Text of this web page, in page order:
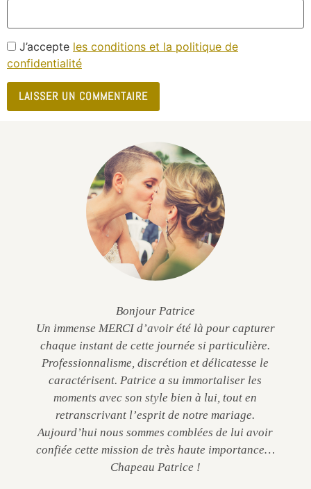
J’accepte les conditions et la politique de
confidentialité
Bonjour Patrice
Un immense MERCI d’avoir été là pour capturer
chaque instant de cette journée si particulière.
Professionnalisme, discrétion et délicatesse le
caractérisent. Patrice a su immortaliser les
moments avec son style bien à lui, tout en
retranscrivant l’esprit de notre mariage.
Aujourd’hui nous sommes comblées de lui avoir
confiée cette mission de très haute importance…
Chapeau Patrice !